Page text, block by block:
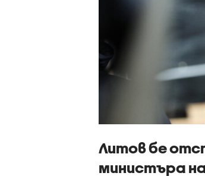
Литов бе
министъра